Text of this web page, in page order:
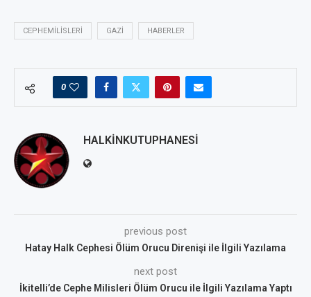
CEPHEMILISLERI GAZI HABERLER
0
HALKINKUTUPHANESI
previous post
Hatay Halk Cephesi Ölüm Orucu Direnişi ile İlgili Yazılama
next post
İkitelli’de Cephe Milisleri Ölüm Orucu ile İlgili Yazılama Yaptı